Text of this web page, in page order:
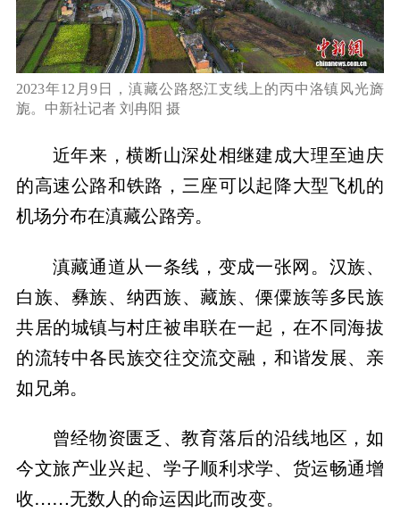
2023年12月9日，滇藏公路怒江支线上的丙中洛镇风光旖
旎。中新社记者 刘冉阳 摄
近年来，横断山深处相继建成大理至迪庆
的高速公路和铁路，三座可以起降大型飞机的
机场分布在滇藏公路旁。
滇藏通道从一条线，变成一张网。汉族、
白族、彝族、纳西族、藏族、傈僳族等多民族
共居的城镇与村庄被串联在一起，在不同海拔
的流转中各民族交往交流交融，和谐发展、亲
如兄弟。
曾经物资匮乏、教育落后的沿线地区，如
今文旅产业兴起、学子顺利求学、货运畅通增
收……无数人的命运因此而改变。